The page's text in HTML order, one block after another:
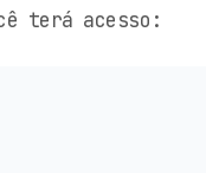
terá acesso: